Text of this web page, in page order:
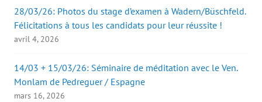
28/03/26: Photos du stage d’examen à Wadern/Büschfeld.
Félicitations à tous les candidats pour leur réussite !
avril 4, 2026
14/03 + 15/03/26: Séminaire de méditation avec le Ven.
Monlam de Pedreguer / Espagne
mars 16, 2026